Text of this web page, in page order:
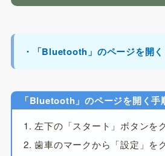
・「Bluetooth」のページを開く
「Bluetooth」のページを開く手
左下の「スタート」ボタンを
歯車のマークから「設定」を